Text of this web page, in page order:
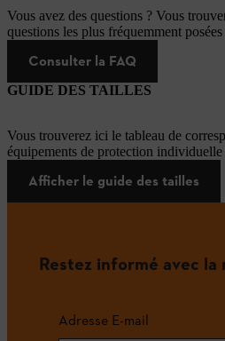
Vous avez des questions ? Vous
questions les plus fréquemment posées
Consulter la FAQ
GUIDE DES TAILLES
Vous trouverez ici le tableau de
équipements de protection individuelle
Afficher le guide des tailles
Restez informé avec
Adresse E-mail